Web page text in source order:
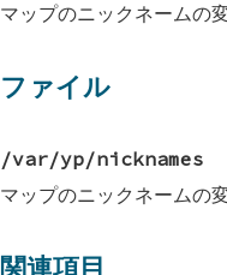
マップのニックネームの
ファイル
/var/yp/nicknames
マップのニックネームの
関連項目